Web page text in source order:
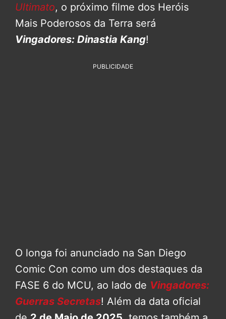
Ultimato, o próximo filme dos Heróis
Mais Poderosos da Terra será
Vingadores: Dinastia Kang!
PUBLICIDADE
O longa foi anunciado na San Diego
Comic Con como um dos destaques da
FASE 6 do MCU, ao lado de Vingadores:
Guerras Secretas! Além da data oficial